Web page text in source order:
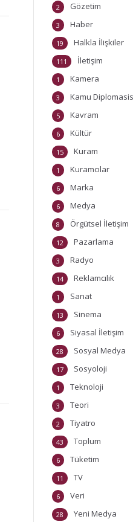
Gözetim
2
Haber
3
Halkla İlişkiler
19
İletişim
111
Kamera
1
Kamu
3
Kavram
5
Kültür
6
Kuram
15
Kuramcılar
1
Marka
6
Medya
6
Örgütsel İletişim
8
Pazarlama
12
Radyo
3
Reklamcılık
14
Sanat
1
Sinema
13
Siyasal İletişim
6
Sosyal Medya
28
Sosyoloji
17
Teknoloji
1
Teori
3
Tiyatro
2
Toplum
43
Tüketim
6
TV
11
Veri
6
Yeni Medya
28